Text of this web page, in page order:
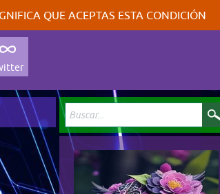
QUE ACEPTAS ESTA CONDICIÓN